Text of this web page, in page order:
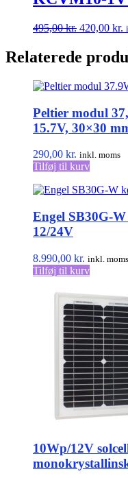
495,00kr. Den
var:
420,00 kr.
Relaterede
Peltier modul
15.7V, 30×30
290,00 kr. inkl. moms
Tilføj til kurv
Engel SB30G-
12/24V
8.990,00 kr. inkl. moms
Tilføj til kurv
10Wp/12V